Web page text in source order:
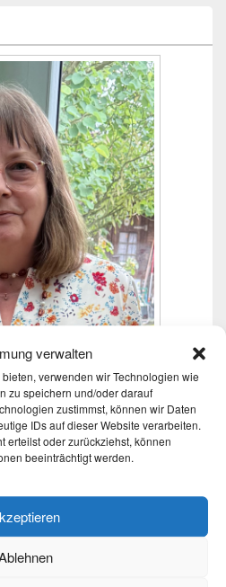
verwalten
verwenden wir Technologien wie
zu speichern und/oder darauf
zustimmst, können wir Daten
IDs auf dieser Website verarbeiten.
erteilst oder zurückziehst, können
beeinträchtigt werden.
Blogs.